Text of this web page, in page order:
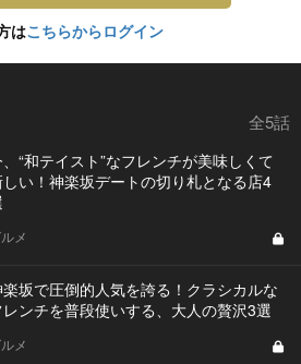
はこちらからログイン
全5話
“和テイスト”なフレンチが美味しくて
しい！神楽坂デートの切り札となる店4
メ
坂で圧倒的人気を誇る！クラシカルな
レンチを普段使いする、大人の贅沢3選
メ